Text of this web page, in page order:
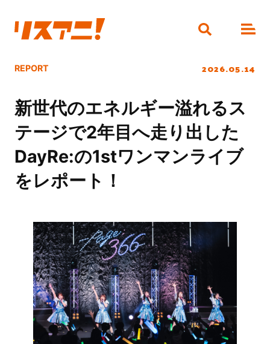
REPORT 2026.05.14
新世代のエネルギー溢れるス
テージで2年目へ走り出した
DayRe:の1stワンマンライブ
をレポート！